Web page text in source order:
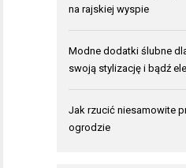
na rajskiej wyspie
Modne dodatki ślubne
swoją stylizację i bądź
Jak rzucić niesamowite
ogrodzie